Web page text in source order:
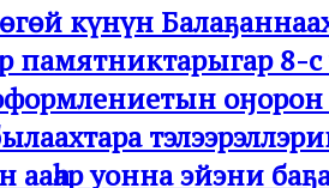
күнүн
памятниктарыгар
оӈорон
уонна эйэни